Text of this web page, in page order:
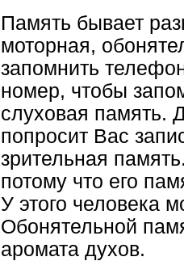
Память бывает
моторная,
запомнить
номер, чтобы
слуховая память.
попросит Вас
зрительная
потому что его
У этого человека
Обонятельной
аромата духов.